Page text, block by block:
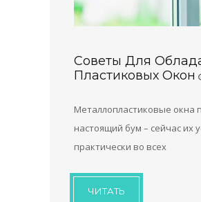
Советы Для
Пластиковых Окон
Металлопластиковые окна
настоящий бум – сейчас их
практически во всех
ЧИТАТЬ